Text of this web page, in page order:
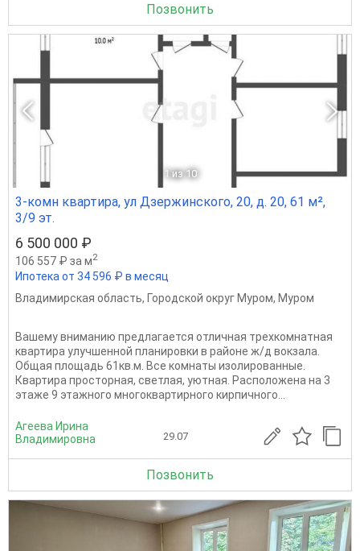
Позвонить
1 из 10
3-комн квартира, ул Дзержинского, 20, д. 20, 61 м²,
3/9 эт.
6 500 000 ₽
106 557 ₽ за м2
Ипотека от 34 596 ₽ в месяц
Владимирская область, Городской округ Муром, Муром
Вашему вниманию предлагается отличная трехкомнатная
квартира улучшенной планировки в районе ж/д вокзала.
Общая площадь 61кв.м. Все комнаты изолированные.
Квартира просторная, светлая, уютная. Расположена на 3
этаже 9 этажного многоквартирного кирпичного...
Агеева Ирина
Владимировна
29.07
Позвонить